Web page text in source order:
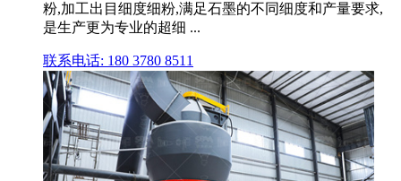
粉,加工出目细度细粉,满足石墨的不同细度和产量要求,
是生产更为专业的超细 ...
联系电话: 180 3780 8511